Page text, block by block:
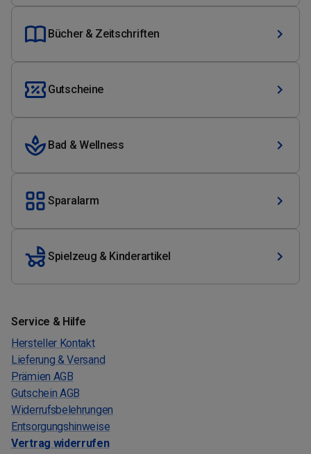
Bücher & Zeitschriften
Gutscheine
Bad & Wellness
Sparalarm
Spielzeug & Kinderartikel
Service & Hilfe
Hersteller Kontakt
Lieferung & Versand
Prämien AGB
Gutschein AGB
Widerrufsbelehrungen
Entsorgungshinweise
Vertrag widerrufen